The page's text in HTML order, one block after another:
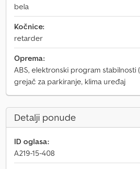
bela
Kočnice:
retarder
Oprema:
ABS, elektronski program stabilnosti
grejač za parkiranje, klima uređaj
Detalji ponude
ID oglasa:
A219-15-408